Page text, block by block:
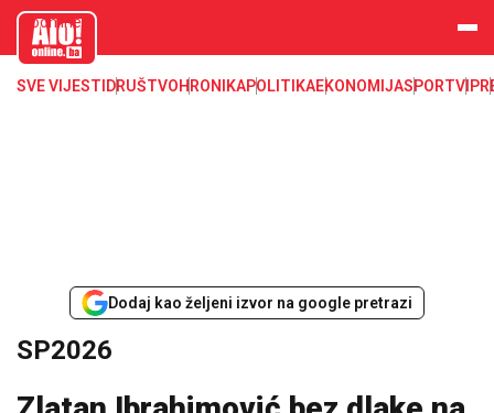
aloonline.b
SVE VIJESTI DRUŠTVOHRONIKAPOLITIKAEKONOMIJASPORTVIP
Dodaj kao željeni izvor na google pretrazi
SP2026